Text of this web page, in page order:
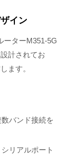
イン
ーターM351-5G
計されてお
ます。
バンド接続を
リアルポート